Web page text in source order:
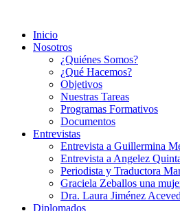
contenido
Inicio
Nosotros
¿Quiénes Somos?
¿Qué Hacemos?
Objetivos
Nuestras Tareas
Programas Formativos
Documentos
Entrevistas
Entrevista a Guillermina
Entrevista a Angelez
Periodista y Traductora
Graciela Zeballos una
Dra. Laura Jiménez
Diplomados